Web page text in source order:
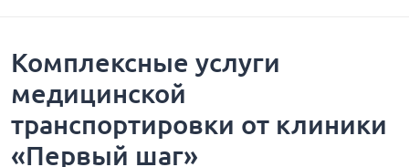
Комплексные услуги
медицинской
транспортировки от клиники
«Первый шаг»